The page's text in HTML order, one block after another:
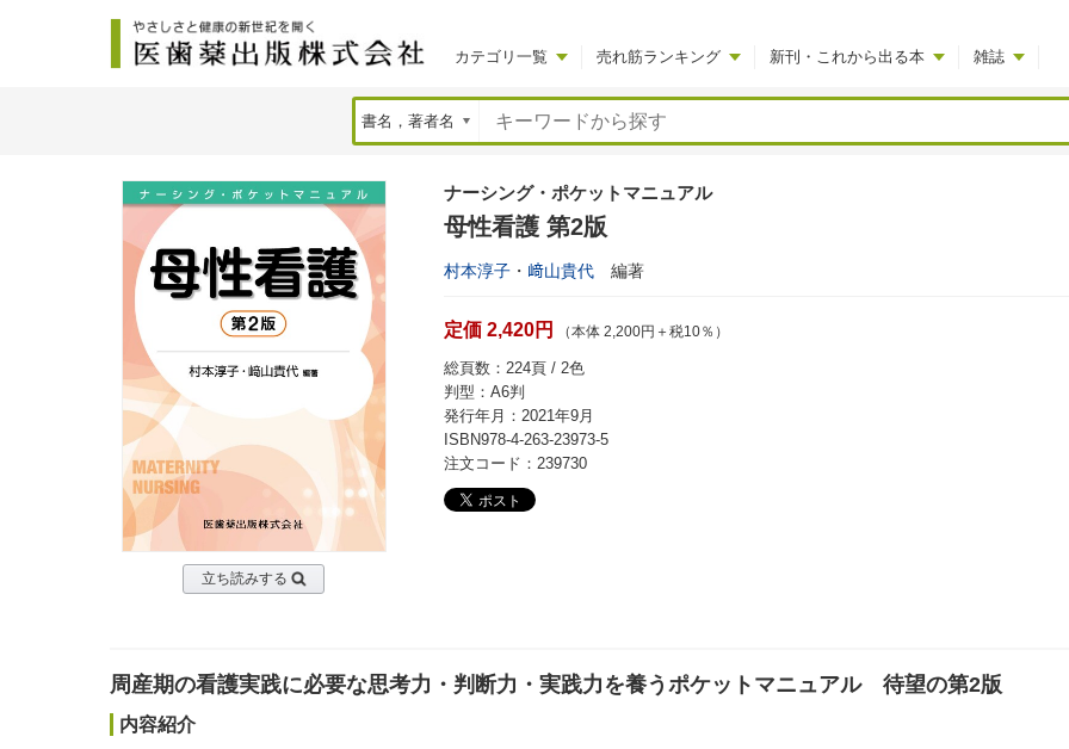
カテゴリ一覧 売れ筋ランキング 新刊・これから出る本 雑誌
立ち読みする
ナーシング・ポケットマニュアル
母性看護 第2版
村本淳子 ・ 﨑山貴代 編著
定価 2,420円 （本体 2,200円＋税10％）
総頁数：224頁 / 2色
判型：A6判
発行年月：2021年9月
ISBN978-4-263-23973-5
注文コード：239730
周産期の看護実践に必要な思考力・判断力・実践力を養うポケットマニュアル 待望の第2版
内容紹介